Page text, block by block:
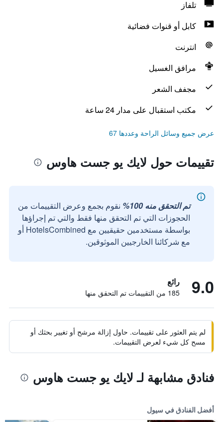
تلفاز
كابل أو قنوات فضائية
انترنت
مرافق الغسيل
مجفف الشعر
مكتب استقبال على مدار 24 ساعة
عرض جميع وسائل الراحة وعددها 67
تقييمات حول لايك يو جست هاوس
تم التحقق منه 100%
نقوم بجمع وعرض التقييمات من
الحجوزات التي تم التحقق منها فقط والتي تم إجراؤها
بواسطة مستخدمين حقيقيين مع HotelsCombined أو
مع شركائنا الخارجيين الموثوقين.
9.0 رائع
185 من التقييمات تم التحقق منها
لم يتم العثور على تقييمات. حاول إزالة مرشح أو تغيير بحثك أو
مسح كل شيء لعرض التقييمات.
فنادق مشابهة لـ لايك يو جست هاوس
أفضل الفنادق في سيول